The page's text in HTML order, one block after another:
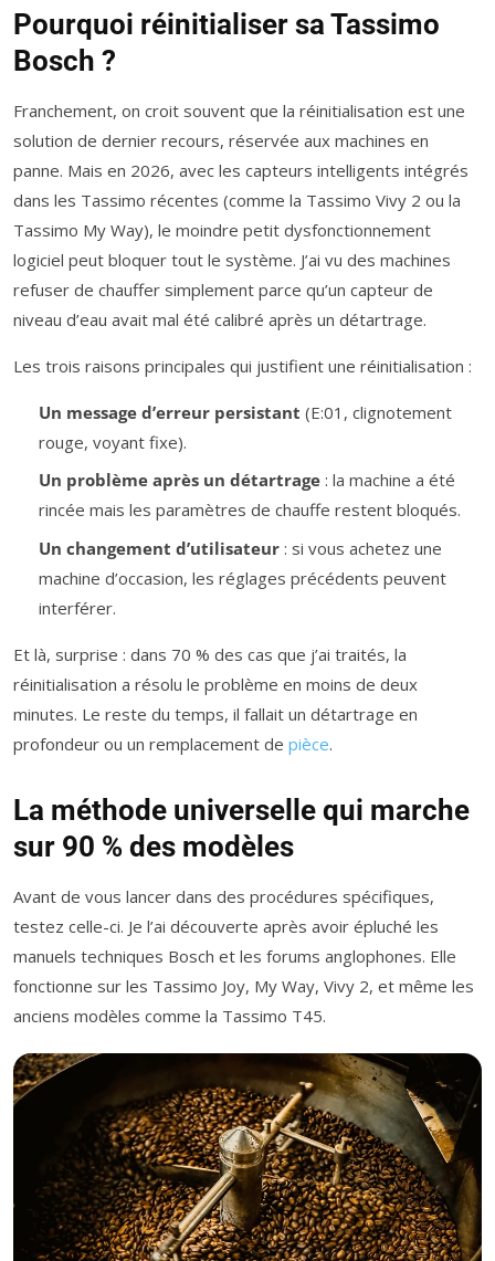
Pourquoi réinitialiser sa Tassimo
Bosch ?
Franchement, on croit souvent que la réinitialisation est une
solution de dernier recours, réservée aux machines en
panne. Mais en 2026, avec les capteurs intelligents intégrés
dans les Tassimo récentes (comme la Tassimo Vivy 2 ou la
Tassimo My Way), le moindre petit dysfonctionnement
logiciel peut bloquer tout le système. J’ai vu des machines
refuser de chauffer simplement parce qu’un capteur de
niveau d’eau avait mal été calibré après un détartrage.
Les trois raisons principales qui justifient une réinitialisation :
Un message d’erreur persistant (E:01, clignotement
rouge, voyant fixe).
Un problème après un détartrage: la machine a été
rincée mais les paramètres de chauffe restent bloqués.
Un changement d’utilisateur: si vous achetez une
machine d’occasion, les réglages précédents peuvent
interférer.
Et là, surprise : dans 70 % des cas que j’ai traités, la
réinitialisation a résolu le problème en moins de deux
minutes. Le reste du temps, il fallait un détartrage en
profondeur ou un remplacement de pièce.
La méthode universelle qui marche
sur 90 % des modèles
Avant de vous lancer dans des procédures spécifiques,
testez celle-ci. Je l’ai découverte après avoir épluché les
manuels techniques Bosch et les forums anglophones. Elle
fonctionne sur les Tassimo Joy, My Way, Vivy 2, et même les
anciens modèles comme la Tassimo T45.